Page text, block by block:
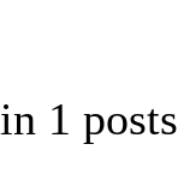
in 1 posts